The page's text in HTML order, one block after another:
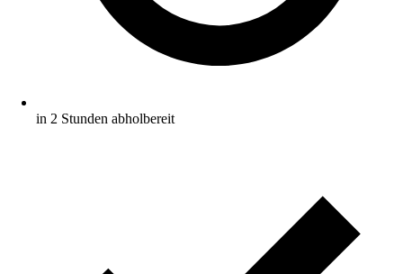
in 2 Stunden abholbereit